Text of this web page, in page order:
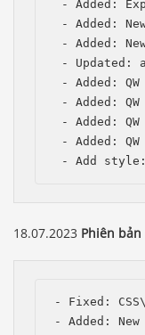
- Added:
- Added:
- Added:
- Updated:
- Added:
- Added:
- Added:
- Added:
- Add
18.07.2023 Phiên bản
- Fixed:
- Added: